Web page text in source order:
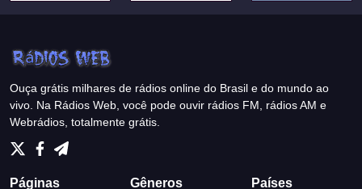
Ouça grátis milhares de rádios online do Brasil e do mundo ao
vivo. Na Rádios Web, você pode ouvir rádios FM, rádios AM e
Webrádios, totalmente grátis.
Páginas Gêneros Países